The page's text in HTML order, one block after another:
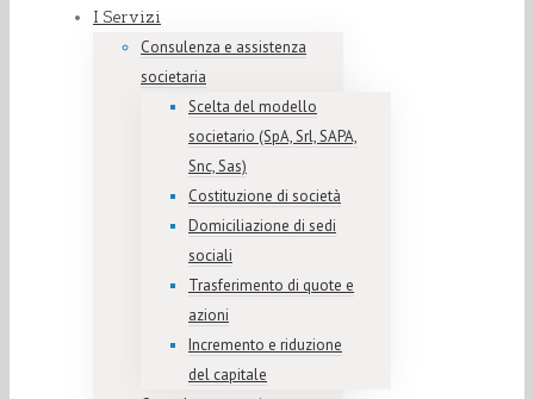
I Servizi
Consulenza e assistenza
societaria
Scelta del modello
societario (SpA, Srl, SAPA,
Snc, Sas)
Costituzione di società
Domiciliazione di sedi
sociali
Trasferimento di quote e
azioni
Incremento e riduzione
del capitale